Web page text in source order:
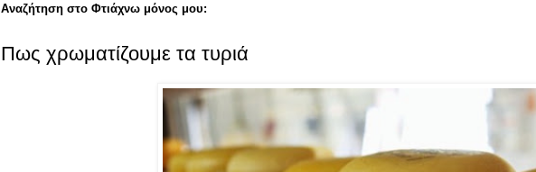
Αναζήτηση στο Φτιάχνω μόνος μου:
Πως χρωματίζουμε τα τυριά